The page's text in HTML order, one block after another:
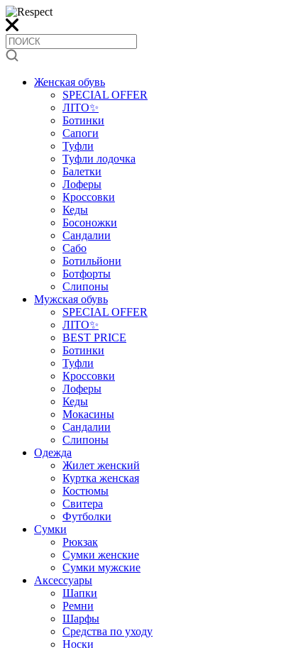
Женская обувь
SPECIAL OFFER
ЛІТО✨
Ботинки
Сапоги
Туфли
Туфли лодочка
Балетки
Лоферы
Кроссовки
Кеды
Босоножки
Сандалии
Сабо
Ботильйони
Ботфорты
Слипоны
Мужская обувь
SPECIAL OFFER
ЛІТО✨
BEST PRICE
Ботинки
Туфли
Кроссовки
Лоферы
Кеды
Мокасины
Сандалии
Слипоны
Одежда
Жилет женский
Куртка женская
Костюмы
Свитера
Футболки
Сумки
Рюкзак
Сумки женские
Сумки мужские
Аксеcсуары
Шапки
Ремни
Шарфы
Средства по уходу
Носки